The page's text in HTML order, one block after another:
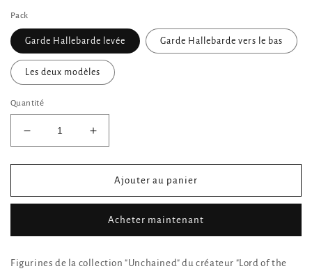
Pack
Garde Hallebarde levée Garde Hallebarde vers le bas
Les deux modèles
Quantité
Réduire
la
quantité
Gardes
Augmenter
la
quantité
Gardes
d&#39;Olaf
Ajouter au panier
Acheter maintenant
Figurines de la collection "Unchained" du créateur "Lord of the